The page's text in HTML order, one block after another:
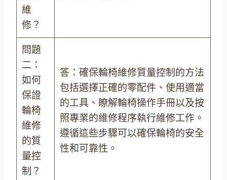
維
修？
問題
二：
如何
保證
輪椅
維修
的質
量控
制？
答：確保輪椅維修質量控制的方法
包括選擇正確的零配件、使用適當
的工具、瞭解輪椅操作手冊以及按
照專業的維修程序執行維修工作。
遵循這些步驟可以確保輪椅的安全
性和可靠性。